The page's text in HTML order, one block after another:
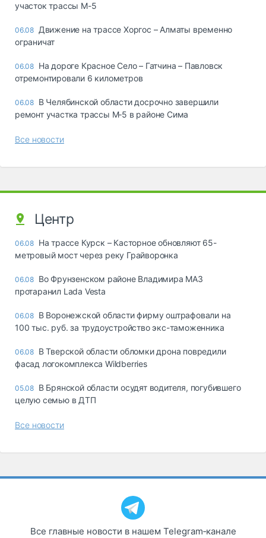
участок трассы М-5
06.08 Движение на трассе Хоргос – Алматы временно
ограничат
06.08 На дороге Красное Село – Гатчина – Павловск
отремонтировали 6 километров
06.08 В Челябинской области досрочно завершили
ремонт участка трассы М‑5 в районе Сима
Все новости
Центр
06.08 На трассе Курск – Касторное обновляют 65-
метровый мост через реку Грайворонка
06.08 Во Фрунзенском районе Владимира МАЗ
протаранил Lada Vesta
06.08 В Воронежской области фирму оштрафовали на
100 тыс. руб. за трудоустройство экс-таможенника
06.08 В Тверской области обломки дрона повредили
фасад логокомплекса Wildberries
05.08 В Брянской области осудят водителя, погубившего
целую семью в ДТП
Все новости
Все главные новости в нашем Telegram‑канале